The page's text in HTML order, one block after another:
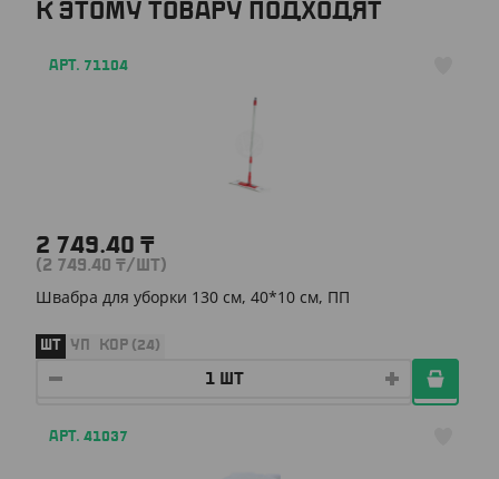
К ЭТОМУ ТОВАРУ ПОДХОДЯТ
АРТ. 71104
2 749.40 ₸
(2 749.40 ₸/ШТ)
Швабра для уборки 130 см, 40*10 см, ПП
ШТ УП КОР (24)
АРТ. 41037